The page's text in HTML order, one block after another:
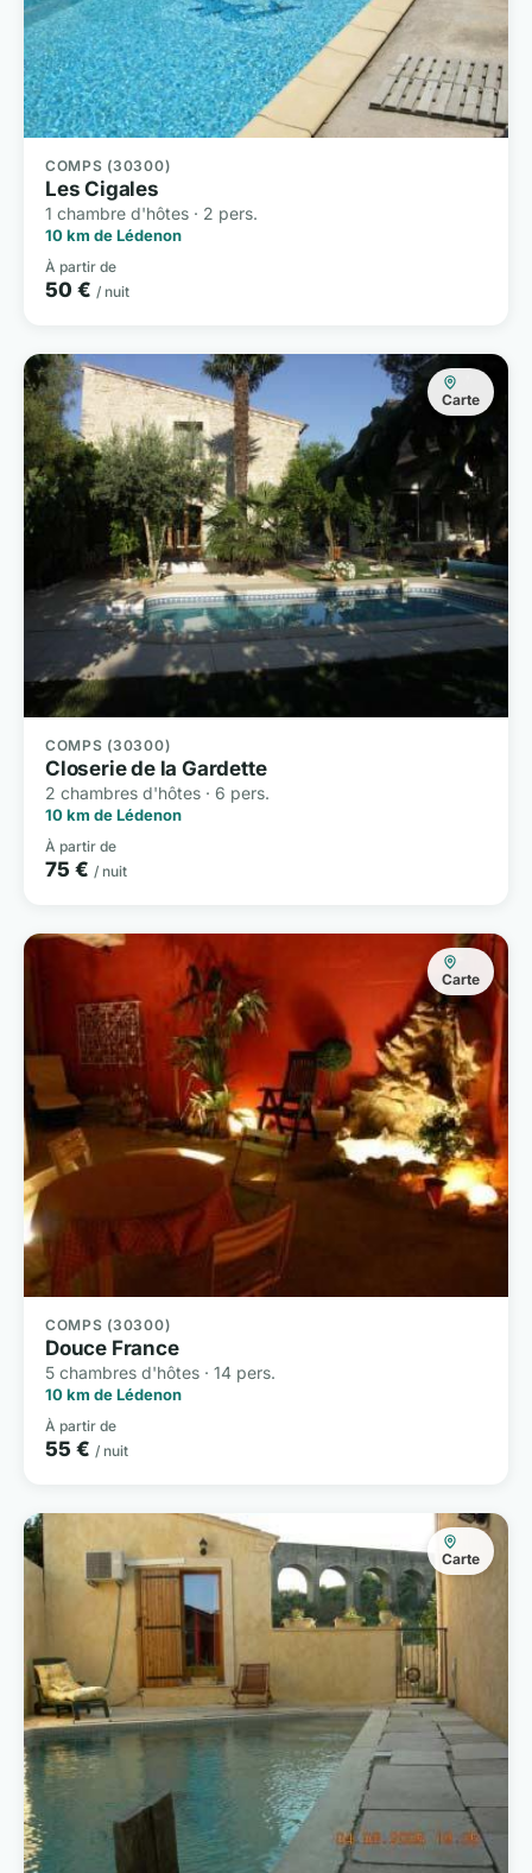
COMPS (30300)
Les Cigales
1 chambre d'hôtes · 2 pers.
10 km de Lédenon
À partir de
50 € / nuit
Carte
COMPS (30300)
Closerie de la Gardette
2 chambres d'hôtes · 6 pers.
10 km de Lédenon
À partir de
75 € / nuit
Carte
COMPS (30300)
Douce France
5 chambres d'hôtes · 14 pers.
10 km de Lédenon
À partir de
55 € / nuit
Carte